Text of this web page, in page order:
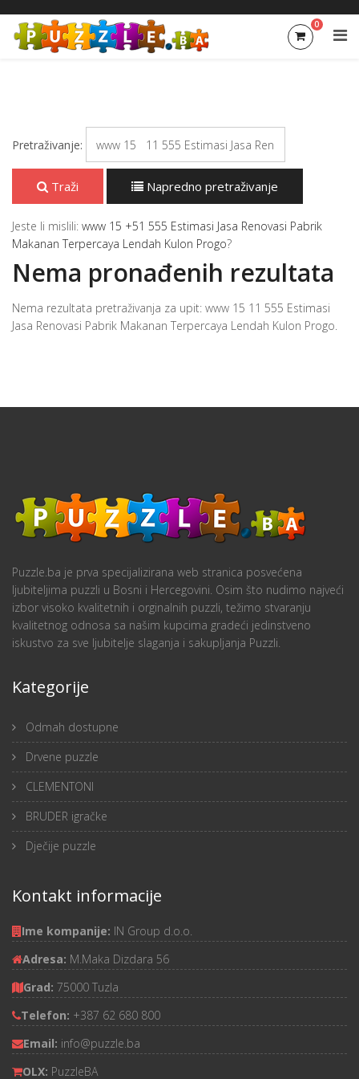
0
Pretraživanje:
Traži Napredno pretraživanje
Jeste li mislili: www 15 +51 555 Estimasi Jasa Renovasi Pabrik
Makanan Terpercaya Lendah Kulon Progo?
Nema pronađenih rezultata
Nema rezultata pretraživanja za upit: www 15 11 555 Estimasi
Jasa Renovasi Pabrik Makanan Terpercaya Lendah Kulon Progo.
Puzzle.ba je prva specijalizirana web stranica posvećena
ljubiteljima puzzli u Bosni i Hercegovini. Osim što nudimo najveći
izbor visoko kvalitetnih i orginalnih puzzli, težimo stvaranju
kvalitetnog odnosa sa našim kupcima gradeći jedinstveno
iskustvo za sve ljubitelje slaganja i sakupljanja Puzzli.
Kategorije
Odmah dostupne
Drvene puzzle
CLEMENTONI
BRUDER igračke
Dječije puzzle
Kontakt informacije
Ime kompanije: IN Group d.o.o.
Adresa: M.Maka Dizdara 56
Grad: 75000 Tuzla
Telefon: +387 62 680 800
Email: info@puzzle.ba
OLX: PuzzleBA